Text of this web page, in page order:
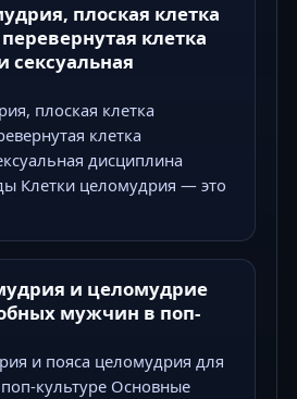
плоская клетка
клетка
сексуальная
плоская клетка
клетка
дисциплина
Клетки целомудрия — это
и целомудрие
мужчин в поп-
и пояса целомудрия для
поп-культуре Основные